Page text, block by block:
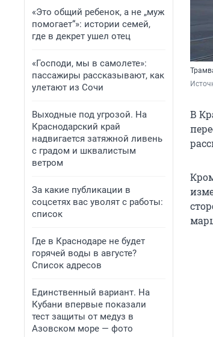
«Это общий ребенок, а не „муж
помогает“»: истории семей,
где в декрет ушел отец
«Господи, мы в самолете»:
пассажиры рассказывают, как
улетают из Сочи
Выходные под угрозой. На
Краснодарский край
надвигается затяжной ливень
с градом и шквалистым
ветром
За какие публикации в
соцсетях вас уволят с работы:
список
Где в Краснодаре не будет
горячей воды в августе?
Список адресов
Единственный вариант. На
Кубани впервые показали
тест защиты от медуз в
Азовском море — фото
В